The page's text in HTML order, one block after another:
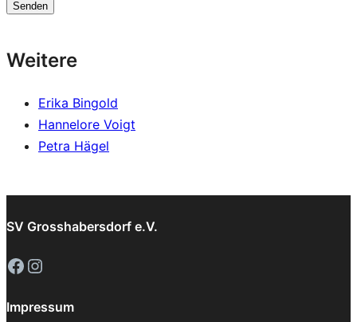
Weitere
Erika Bingold
Hannelore Voigt
Petra Hägel
SV Grosshabersdorf e.V.
Facebook Instagram
Impressum